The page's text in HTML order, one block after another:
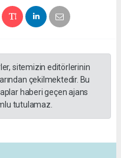
sitemizin editörlerinin
çekilmektedir. Bu
haberi geçen ajans
tutulamaz.